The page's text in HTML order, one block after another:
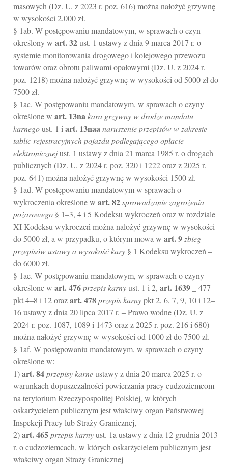
masowych (Dz. U. z 2023 r. poz. 616) można nałożyć grzywnę
w wysokości 2.000 zł.
§ 1ab. W postępowaniu mandatowym, w sprawach o czyn
określony w art.32ust. 1 ustawy z dnia 9 marca 2017 r. o
systemie monitorowania drogowego i kolejowego przewozu
towarów oraz obrotu paliwami opałowymi (Dz. U. z 2024 r.
poz. 1218) można nałożyć grzywnę w wysokości od 5000 zł do
7500 zł.
§ 1ac. W postępowaniu mandatowym, w sprawach o czyny
określone w art. 13nakara grzywny w drodze mandatu
karnegoust. 1 i art. 13naanaruszenie przepisów w zakresie
tablic rejestracyjnych pojazdu podlegającego opłacie
elektronicznejust. 1 ustawy z dnia 21 marca 1985 r. o drogach
publicznych (Dz. U. z 2024 r. poz. 320 i 1222 oraz z 2025 r.
poz. 641) można nałożyć grzywnę w wysokości 1500 zł.
§ 1ad. W postępowaniu mandatowym w sprawach o
wykroczenia określone w art.82sprowadzanie zagrożenia
pożarowego § 1–3, 4 i 5 Kodeksu wykroczeń oraz w rozdziale
XI Kodeksu wykroczeń można nałożyć grzywnę w wysokości
do 5000 zł, a w przypadku, o którym mowa w art.9 zbieg
przepisów ustawy a wysokość kary § 1 Kodeksu wykroczeń –
do 6000 zł.
§ 1ae. W postępowaniu mandatowym, w sprawach o czyny
określone w art.476przepis karnyust. 1 i 2, art. 1639
_ 477
pkt 4–8 i 12 orazart.478przepis karnypkt 2, 6, 7, 9, 10 i 12–
16 ustawy z dnia 20 lipca 2017 r. ‒ Prawo wodne (Dz. U. z
2024 r. poz. 1087, 1089 i 1473 oraz z 2025 r. poz. 216 i 680)
można nałożyć grzywnę w wysokości od 1000 zł do 7500 zł.
§ 1af. W postępowaniu mandatowym, w sprawach o czyny
określone w:
1)art.84przepisy karneustawy z dnia 20 marca 2025 r. o
warunkach dopuszczalności powierzania pracy cudzoziemcom
na terytorium Rzeczypospolitej Polskiej, w których
oskarżycielem publicznym jest właściwy organ Państwowej
Inspekcji Pracy lub Straży Granicznej,
2)art.465przepis karnyust. 1a ustawy z dnia 12 grudnia 2013
r. o cudzoziemcach, w których oskarżycielem publicznym jest
właściwy organ Straży Granicznej